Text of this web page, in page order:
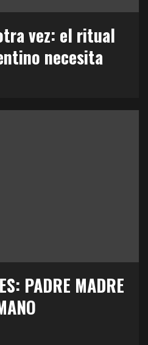
vez: el ritual
necesita
PADRE MADRE